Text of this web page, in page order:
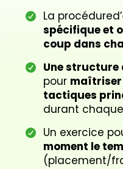
La procédured’
spécifique et
coup dans
Une structure
pour maîtriser
tactiques
durant
Un exercice
moment le
(placement/